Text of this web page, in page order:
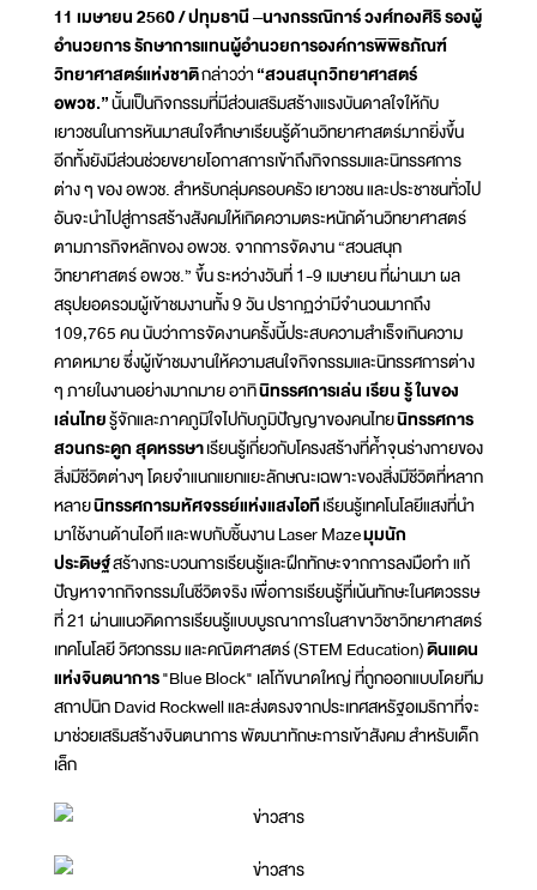
11 เมษายน 2560 / ปทุมธานี –นางกรรณิการ์ วงศ์ทองศิริ รองผู้
อำนวยการ รักษาการแทนผู้อำนวยการองค์การพิพิธภัณฑ์
วิทยาศาสตร์แห่งชาติกล่าวว่า“สวนสนุกวิทยาศาสตร์
อพวช.”นั้นเป็นกิจกรรมที่มีส่วนเสริมสร้างแรงบันดาลใจให้กับ
เยาวชนในการหันมาสนใจศึกษาเรียนรู้ด้านวิทยาศาสตร์มากยิ่งขึ้น
อีกทั้งยังมีส่วนช่วยขยายโอกาสการเข้าถึงกิจกรรมและนิทรรศการ
ต่าง ๆ ของ อพวช. สำหรับกลุ่มครอบครัว เยาวชน และประชาชนทั่วไป
อันจะนำไปสู่การสร้างสังคมให้เกิดความตระหนักด้านวิทยาศาสตร์
ตามภารกิจหลักของ อพวช. จากการจัดงาน “สวนสนุก
วิทยาศาสตร์ อพวช.” ขึ้น ระหว่างวันที่ 1-9 เมษายน ที่ผ่านมา ผล
สรุปยอดรวมผู้เข้าชมงานทั้ง 9 วัน ปรากฏว่ามีจำนวนมากถึง
109,765 คน นับว่าการจัดงานครั้งนี้ประสบความสำเร็จเกินความ
คาดหมาย ซึ่งผู้เข้าชมงานให้ความสนใจกิจกรรมและนิทรรศการต่าง
ๆ ภายในงานอย่างมากมาย อาทินิทรรศการเล่น เรียน รู้ ในของ
เล่นไทยรู้จักและภาคภูมิใจไปกับภูมิปัญญาของคนไทยนิทรรศการ
สวนกระดูก สุดหรรษาเรียนรู้เกี่ยวกับโครงสร้างที่ค้ำจุนร่างกายของ
สิ่งมีชีวิตต่างๆ โดยจำแนกแยกแยะลักษณะเฉพาะของสิ่งมีชีวิตที่หลาก
หลายนิทรรศการมหัศจรรย์แห่งแสงไอทีเรียนรู้เทคโนโลยีแสงที่นำ
มาใช้งานด้านไอที และพบกับชิ้นงาน Laser Mazeมุมนัก
ประดิษฐ์สร้างกระบวนการเรียนรู้และฝึกทักษะจากการลงมือทำ แก้
ปัญหาจากกิจกรรมในชีวิตจริง เพื่อการเรียนรู้ที่เน้นทักษะในศตวรรษ
ที่ 21 ผ่านแนวคิดการเรียนรู้แบบบูรณาการในสาขาวิชาวิทยาศาสตร์
เทคโนโลยี วิศวกรรม และคณิตศาสตร์ (STEM Education)ดินแดน
แห่งจินตนาการ"Blue Block" เลโก้ขนาดใหญ่ ที่ถูกออกแบบโดยทีม
สถาปนิก David Rockwell และส่งตรงจากประเทศสหรัฐอเมริกาที่จะ
มาช่วยเสริมสร้างจินตนาการ พัฒนาทักษะการเข้าสังคม สำหรับเด็ก
เล็ก